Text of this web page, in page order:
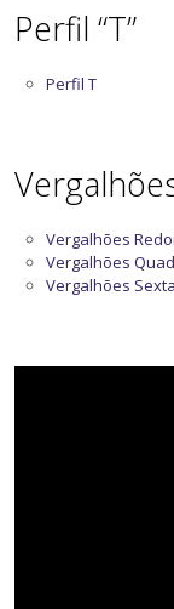
Perfil “T”
Perfil T
Vergalhões
Vergalhões
Vergalhões